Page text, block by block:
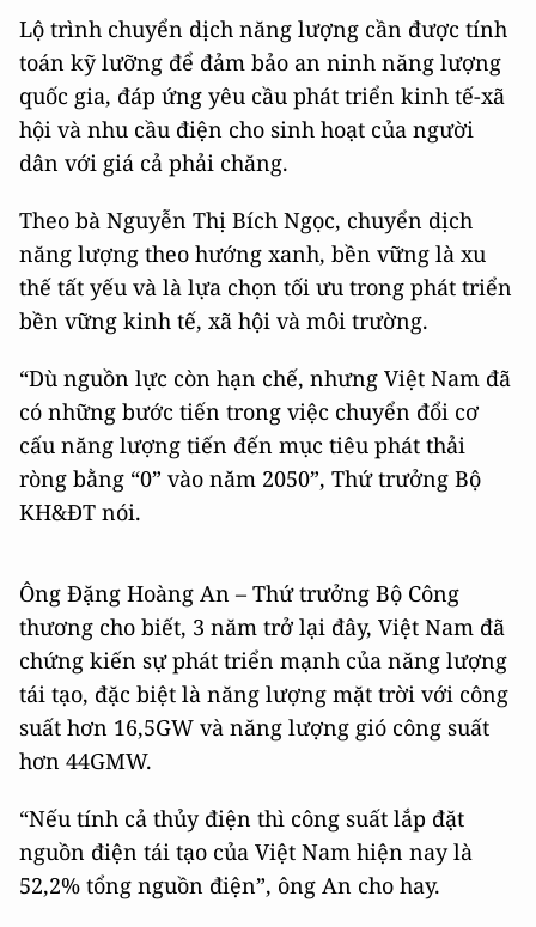
Lộ trình chuyển dịch năng lượng cần được tính
toán kỹ lưỡng để đảm bảo an ninh năng lượng
quốc gia, đáp ứng yêu cầu phát triển kinh tế-xã
hội và nhu cầu điện cho sinh hoạt của người
dân với giá cả phải chăng.
Theo bà Nguyễn Thị Bích Ngọc, chuyển dịch
năng lượng theo hướng xanh, bền vững là xu
thế tất yếu và là lựa chọn tối ưu trong phát triển
bền vững kinh tế, xã hội và môi trường.
“Dù nguồn lực còn hạn chế, nhưng Việt Nam đã
có những bước tiến trong việc chuyển đổi cơ
cấu năng lượng tiến đến mục tiêu phát thải
ròng bằng “0” vào năm 2050”, Thứ trưởng Bộ
KH&ĐT nói.
Ông Đặng Hoàng An – Thứ trưởng Bộ Công
thương cho biết, 3 năm trở lại đây, Việt Nam đã
chứng kiến sự phát triển mạnh của năng lượng
tái tạo, đặc biệt là năng lượng mặt trời với công
suất hơn 16,5GW và năng lượng gió công suất
hơn 44GMW.
“Nếu tính cả thủy điện thì công suất lắp đặt
nguồn điện tái tạo của Việt Nam hiện nay là
52,2% tổng nguồn điện”, ông An cho hay.